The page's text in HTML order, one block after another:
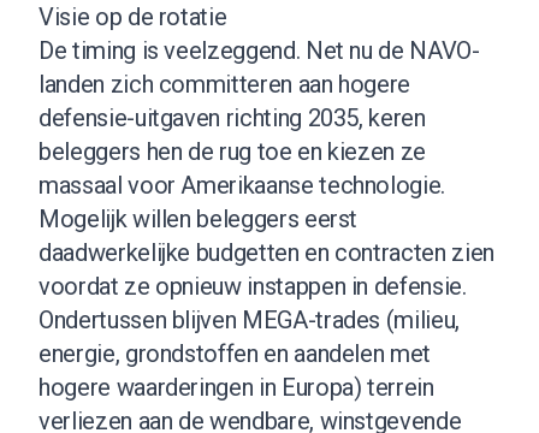
Visie op de rotatie
De timing is veelzeggend. Net nu de NAVO-
landen zich committeren aan hogere
defensie-uitgaven richting 2035, keren
beleggers hen de rug toe en kiezen ze
massaal voor Amerikaanse technologie.
Mogelijk willen beleggers eerst
daadwerkelijke budgetten en contracten zien
voordat ze opnieuw instappen in defensie.
Ondertussen blijven MEGA-trades (milieu,
energie, grondstoffen en aandelen met
hogere waarderingen in Europa) terrein
verliezen aan de wendbare, winstgevende